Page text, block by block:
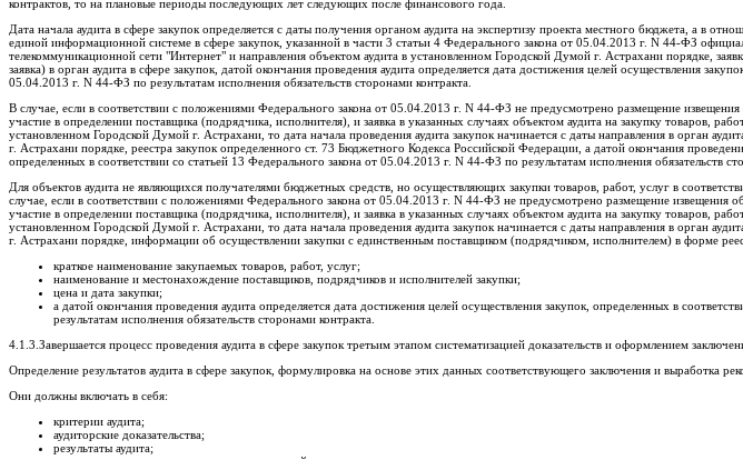
контрактов, то на плановые периоды последующих лет следующих после финансового года.
Дата начала аудита в сфере закупок определяется с даты получения органом аудита на экспертизу проекта местного бюджета, а в
единой информационной системе в сфере закупок, указанной в части 3 статьи 4 Федерального закона от 05.04.2013 г. N 44-ФЗ
телекоммуникационной сети "Интернет" и направления объектом аудита в установленном Городской Думой г. Астрахани порядке,
заявка) в орган аудита в сфере закупок, датой окончания проведения аудита определяется дата достижения целей осуществления
05.04.2013 г. N 44-ФЗ по результатам исполнения обязательств сторонами контракта.
В случае, если в соответствии с положениями Федерального закона от 05.04.2013 г. N 44-ФЗ не предусмотрено размещение
участие в определении поставщика (подрядчика, исполнителя), и заявка в указанных случаях объектом аудита на закупку товаров,
установленном Городской Думой г. Астрахани, то дата начала проведения аудита закупок начинается с даты направления в орган
г. Астрахани порядке, реестра закупок определенного ст. 73 Бюджетного Кодекса Российской Федерации, а датой окончания
определенных в соответствии со статьей 13 Федерального закона от 05.04.2013 г. N 44-ФЗ по результатам исполнения обязательств
Для объектов аудита не являющихся получателями бюджетных средств, но осуществляющих закупки товаров, работ, услуг в
случае, если в соответствии с положениями Федерального закона от 05.04.2013 г. N 44-ФЗ не предусмотрено размещение извещения
участие в определении поставщика (подрядчика, исполнителя), и заявка в указанных случаях объектом аудита на закупку товаров,
установленном Городской Думой г. Астрахани, то дата начала проведения аудита закупок начинается с даты направления в орган
г. Астрахани порядке, информации об осуществлении закупки с единственным поставщиком (подрядчиком, исполнителем) в форме
краткое наименование закупаемых товаров, работ, услуг;
наименование и местонахождение поставщиков, подрядчиков и исполнителей закупки;
цена и дата закупки;
а датой окончания проведения аудита определяется дата достижения целей осуществления закупок, определенных в
результатам исполнения обязательств сторонами контракта.
4.1.3.Завершается процесс проведения аудита в сфере закупок третьим этапом систематизацией доказательств и оформлением
Определение результатов аудита в сфере закупок, формулировка на основе этих данных соответствующего заключения и выработка
Они должны включать в себя:
критерии аудита;
аудиторские доказательства;
результаты аудита;